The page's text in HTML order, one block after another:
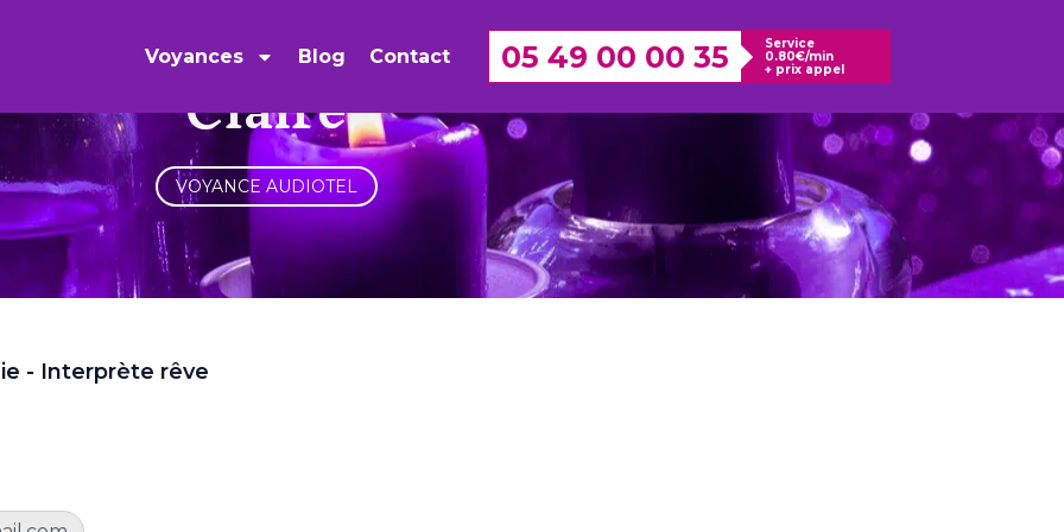
Voyances Blog Contact 05 49 00 00 35
Service
0.80€/min
+ prix appel
Claire
VOYANCE AUDIOTEL
- Interprète rêve